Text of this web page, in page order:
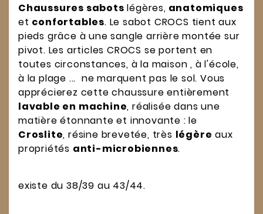
Chaussures sabots légères, anatomiques
et confortables. Le sabot CROCS tient aux
pieds grâce à une sangle arrière montée sur
pivot. Les articles CROCS se portent en
toutes circonstances, à la maison , à l'école,
à la plage ... ne marquent pas le sol. Vous
apprécierez cette chaussure entièrement
lavable en machine, réalisée dans une
matière étonnante et innovante : le
Croslite, résine brevetée, très légère aux
propriétés anti-microbiennes.
existe du 38/39 au 43/44.